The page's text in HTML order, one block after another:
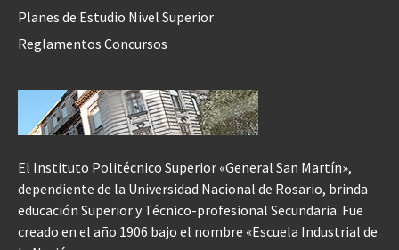
Planes de Estudio Nivel Superior
Reglamentos Concursos
El Instituto Politécnico Superior «General San Martín»,
dependiente de la Universidad Nacional de Rosario, brinda
educación Superior y Técnico-profesional Secundaria. Fue
creado en el año 1906 bajo el nombre «Escuela Industrial de